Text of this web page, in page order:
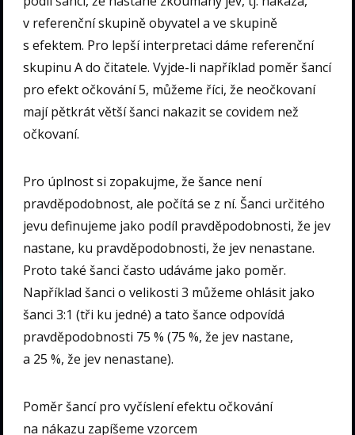
v referenční skupině obyvatel a ve skupině
s efektem. Pro lepší interpretaci dáme referenční
skupinu A do čitatele. Vyjde-li například poměr šancí
pro efekt očkování 5, můžeme říci, že neočkovaní
mají pětkrát větší šanci nakazit se covidem než
očkovaní.
Pro úplnost si zopakujme, že šance není
pravděpodobnost, ale počítá se z ní. Šanci určitého
jevu definujeme jako podíl pravděpodobnosti, že jev
nastane, ku pravděpodobnosti, že jev nenastane.
Proto také šanci často udáváme jako poměr.
Například šanci o velikosti 3 můžeme ohlásit jako
šanci 3:1 (tři ku jedné) a tato šance odpovídá
pravděpodobnosti 75 % (75 %, že jev nastane,
a 25 %, že jev nenastane).
Poměr šancí pro vyčíslení efektu očkování
na nákazu zapíšeme vzorcem